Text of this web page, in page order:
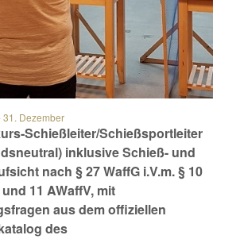
Schießleiter/Schießsportleiter
inklusive Schieß- und
nach § 27 WaffG i.V.m. § 10
11 AWaffV, mit
aus dem offiziellen
des
31. Dezember